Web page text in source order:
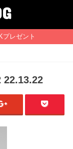
プレゼント
22.13.22